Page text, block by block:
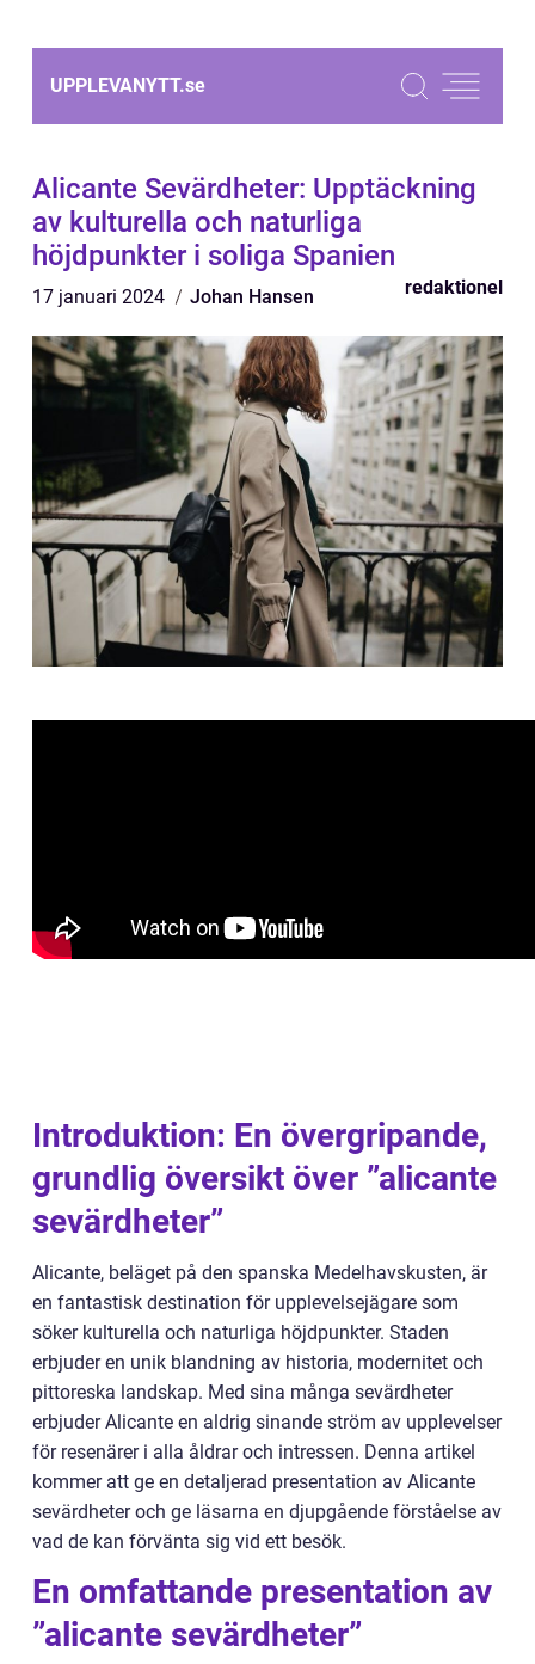
UPPLEVANYTT.se
Alicante Sevärdheter: Upptäckning
av kulturella och naturliga
höjdpunkter i soliga Spanien
17 januari 2024 Johan Hansen redaktionel
Introduktion: En övergripande,
grundlig översikt över ”alicante
sevärdheter”
Alicante, beläget på den spanska Medelhavskusten, är
en fantastisk destination för upplevelsejägare som
söker kulturella och naturliga höjdpunkter. Staden
erbjuder en unik blandning av historia, modernitet och
pittoreska landskap. Med sina många sevärdheter
erbjuder Alicante en aldrig sinande ström av upplevelser
för resenärer i alla åldrar och intressen. Denna artikel
kommer att ge en detaljerad presentation av Alicante
sevärdheter och ge läsarna en djupgående förståelse av
vad de kan förvänta sig vid ett besök.
En omfattande presentation av
”alicante sevärdheter”